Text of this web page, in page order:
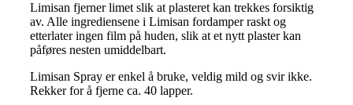
Limisan fjerner limet slik at plasteret kan trekkes forsiktig
av. Alle ingrediensene i Limisan fordamper raskt og
etterlater ingen film på huden, slik at et nytt plaster kan
påføres nesten umiddelbart.
Limisan Spray er enkel å bruke, veldig mild og svir ikke.
Rekker for å fjerne ca. 40 lapper.